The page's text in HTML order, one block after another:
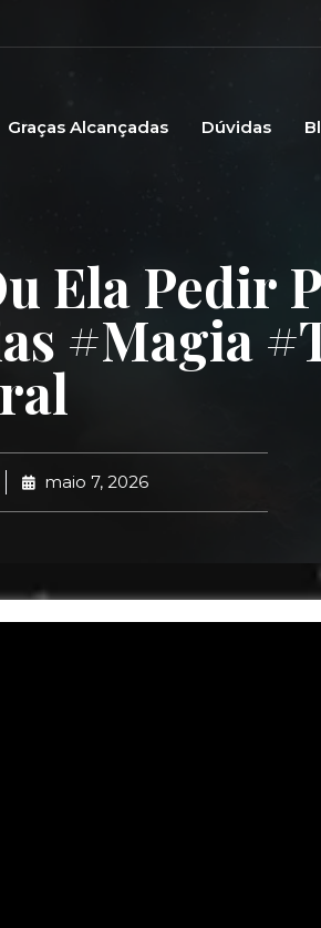
Graças Alcançadas Dúvidas
Ela Pedir
#magia
maio 7, 2026